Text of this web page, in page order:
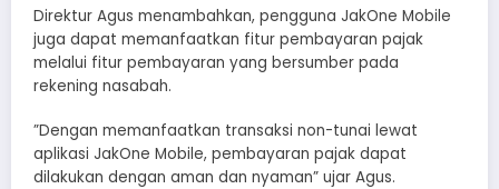
Direktur Agus menambahkan, pengguna JakOne Mobile
juga dapat memanfaatkan fitur pembayaran pajak
melalui fitur pembayaran yang bersumber pada
rekening nasabah.
”Dengan memanfaatkan transaksi non-tunai lewat
aplikasi JakOne Mobile, pembayaran pajak dapat
dilakukan dengan aman dan nyaman” ujar Agus.